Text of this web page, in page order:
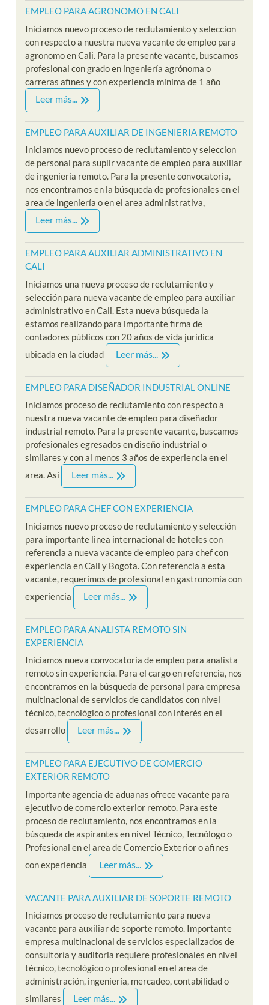
EMPLEO PARA AGRONOMO EN CALI
Iniciamos nuevo proceso de reclutamiento y seleccion
con respecto a nuestra nueva vacante de empleo para
agronomo en Cali. Para la presente vacante, buscamos
profesional con grado en ingeniería agrónoma o
carreras afines y con experiencia mínima de 1 año
Leer más...
EMPLEO PARA AUXILIAR DE INGENIERIA REMOTO
Iniciamos nuevo proceso de reclutamiento y seleccion
de personal para suplir vacante de empleo para auxiliar
de ingenieria remoto. Para la presente convocatoria,
nos encontramos en la búsqueda de profesionales en el
area de ingeniería o en el area administrativa,
Leer más...
EMPLEO PARA AUXILIAR ADMINISTRATIVO EN
CALI
Iniciamos una nueva proceso de reclutamiento y
selección para nueva vacante de empleo para auxiliar
administrativo en Cali. Esta nueva búsqueda la
estamos realizando para importante firma de
contadores públicos con 20 años de vida jurídica
ubicada en la ciudad
Leer más...
EMPLEO PARA DISEÑADOR INDUSTRIAL ONLINE
Iniciamos proceso de reclutamiento con respecto a
nuestra nueva vacante de empleo para diseñador
industrial remoto. Para la presente vacante, buscamos
profesionales egresados en diseño industrial o
similares y con al menos 3 años de experiencia en el
area. Así
Leer más...
EMPLEO PARA CHEF CON EXPERIENCIA
Iniciamos nuevo proceso de reclutamiento y selección
para importante linea internacional de hoteles con
referencia a nueva vacante de empleo para chef con
experiencia en Cali y Bogota. Con referencia a esta
vacante, requerimos de profesional en gastronomía con
experiencia
Leer más...
EMPLEO PARA ANALISTA REMOTO SIN
EXPERIENCIA
Iniciamos nueva convocatoria de empleo para analista
remoto sin experiencia. Para el cargo en referencia, nos
encontramos en la búsqueda de personal para empresa
multinacional de servicios de candidatos con nivel
técnico, tecnológico o profesional con interés en el
desarrollo
Leer más...
EMPLEO PARA EJECUTIVO DE COMERCIO
EXTERIOR REMOTO
Importante agencia de aduanas ofrece vacante para
ejecutivo de comercio exterior remoto. Para este
proceso de reclutamiento, nos encontramos en la
búsqueda de aspirantes en nivel Técnico, Tecnólogo o
Profesional en el area de Comercio Exterior o afines
con experiencia
Leer más...
VACANTE PARA AUXILIAR DE SOPORTE REMOTO
Iniciamos proceso de reclutamiento para nueva
vacante para auxiliar de soporte remoto. Importante
empresa multinacional de servicios especializados de
consultoría y auditoria requiere profesionales en nivel
técnico, tecnológico o profesional en el area de
administración, ingeniería, mercadeo, contabilidad o
similares
Leer más...